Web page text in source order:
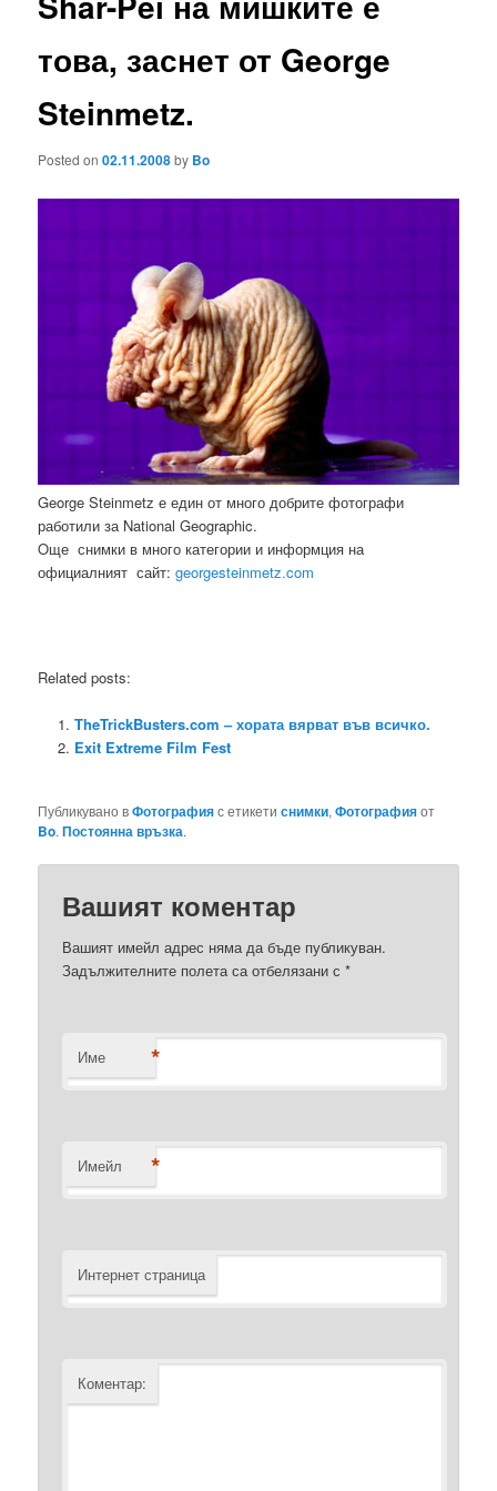
това, заснет от George
Steinmetz.
Posted on02.11.2008by Bo
George Steinmetz е един от много добрите фотографи
работили за National Geographic.
Oще снимки в много категории и информция на
официалният сайт:georgesteinmetz.com
Related posts:
TheTrickBusters.com – хората вярват във всичко.
Exit Extreme Film Fest
Публикувано вФотографияс етикетиснимки,Фотографияот
Bo.Постоянна връзка.
Вашият коментар
Вашият имейл адрес няма да бъде публикуван.
Задължителните полета са отбелязани с*
Име *
Имейл *
Интернет страница
Коментар: